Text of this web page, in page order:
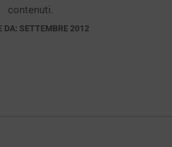
contenuti.
DA: SETTEMBRE 2012